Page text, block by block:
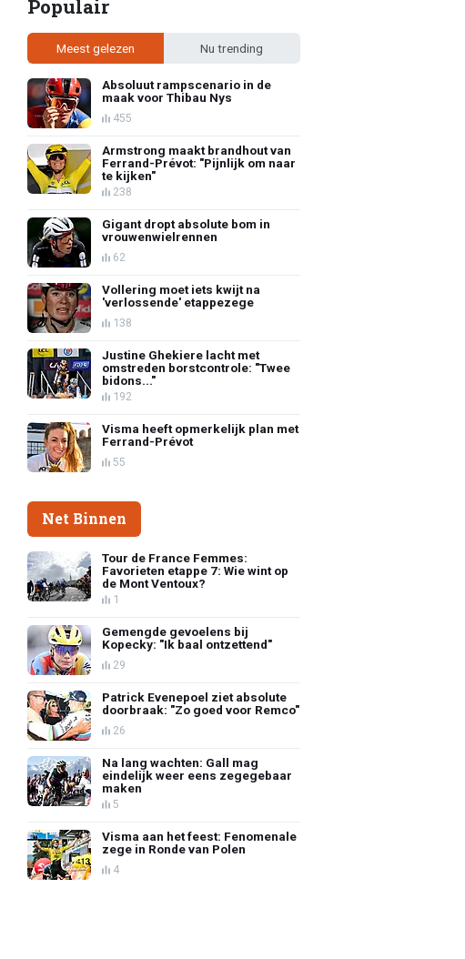
Populair
Meest gelezen Nu trending
Absoluut rampscenario in de
maak voor Thibau Nys
455
Armstrong maakt brandhout van
Ferrand-Prévot: "Pijnlijk om naar
te kijken"
238
Gigant dropt absolute bom in
vrouwenwielrennen
62
Vollering moet iets kwijt na
'verlossende' etappezege
138
Justine Ghekiere lacht met
omstreden borstcontrole: "Twee
bidons..."
192
Visma heeft opmerkelijk plan met
Ferrand-Prévot
55
Net Binnen
Tour de France Femmes:
Favorieten etappe 7: Wie wint op
de Mont Ventoux?
1
Gemengde gevoelens bij
Kopecky: "Ik baal ontzettend"
29
Patrick Evenepoel ziet absolute
doorbraak: "Zo goed voor Remco"
26
Na lang wachten: Gall mag
eindelijk weer eens zegegebaar
maken
5
Visma aan het feest: Fenomenale
zege in Ronde van Polen
4